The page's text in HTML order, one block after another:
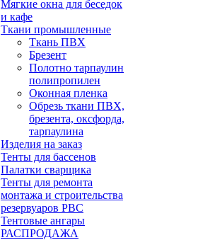
Мягкие окна для беседок
и кафе
Ткани промышленные
Ткань ПВХ
Брезент
Полотно тарпаулин
полипропилен
Оконная пленка
Обрезь ткани ПВХ,
брезента, оксфорда,
тарпаулина
Изделия на заказ
Тенты для бассенов
Палатки сварщика
Тенты для ремонта
монтажа и строительства
резервуаров РВС
Тентовые ангары
РАСПРОДАЖА